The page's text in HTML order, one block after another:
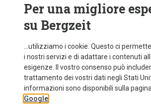
Risparmi 28%
Per una migliore
su Bergzeit
...utilizziamo i cookie. Questo ci
i nostri servizi e di adattare i contenuti
esigenze. Il vostro consenso può
trattamento dei vostri dati negli Stati
informazioni sono disponibili sulla
Google